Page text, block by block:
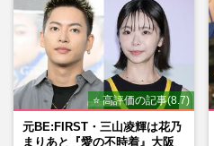
⭐ 高評価の記事(8.7)
元BE:FIRST・三山凌輝は花乃
まりあと『愛の不時着』大阪